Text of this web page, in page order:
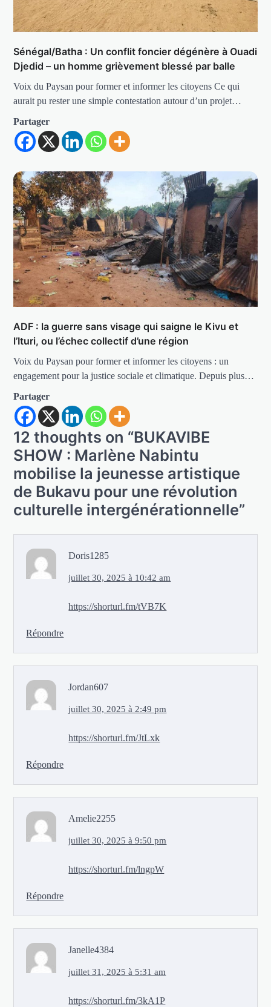
Sénégal/Batha : Un conflit foncier dégénère à Ouadi
Djedid – un homme grièvement blessé par balle
Voix du Paysan pour former et informer les citoyens Ce qui
aurait pu rester une simple contestation autour d’un projet…
Partager
ADF : la guerre sans visage qui saigne le Kivu et
l’Ituri, ou l’échec collectif d’une région
Voix du Paysan pour former et informer les citoyens : un
engagement pour la justice sociale et climatique. Depuis plus…
Partager
12 thoughts on “BUKAVIBE
SHOW : Marlène Nabintu
mobilise la jeunesse artistique
de Bukavu pour une révolution
culturelle intergénérationnelle”
Doris1285
juillet 30, 2025 à 10:42 am
https://shorturl.fm/tVB7K
Répondre
Jordan607
juillet 30, 2025 à 2:49 pm
https://shorturl.fm/JtLxk
Répondre
Amelie2255
juillet 30, 2025 à 9:50 pm
https://shorturl.fm/lngpW
Répondre
Janelle4384
juillet 31, 2025 à 5:31 am
https://shorturl.fm/3kA1P